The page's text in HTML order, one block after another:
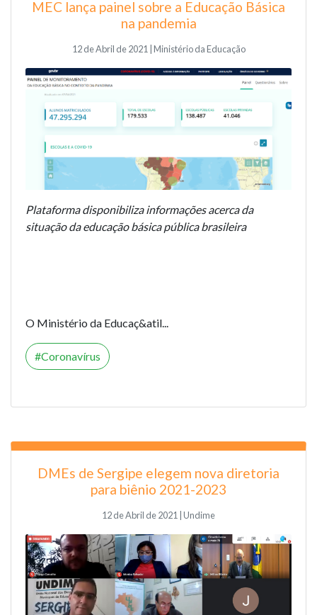
MEC lança painel sobre a Educação Básica
na pandemia
12 de Abril de 2021 | Ministério da Educação
Plataforma disponibiliza informações acerca da
situação da educação básica pública brasileira
O Ministério da Educaç&atil...
Coronavírus
DMEs de Sergipe elegem nova diretoria
para biênio 2021-2023
12 de Abril de 2021 | Undime